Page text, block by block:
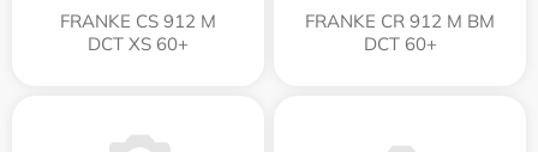
FRANKE CS 912 M
DCT XS 60+
FRANKE CR 912 M BM
DCT 60+